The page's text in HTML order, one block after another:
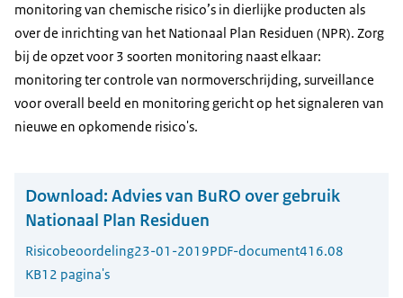
monitoring van chemische risico’s in dierlijke producten als
over de inrichting van het Nationaal Plan Residuen (NPR). Zorg
bij de opzet voor 3 soorten monitoring naast elkaar:
monitoring ter controle van normoverschrijding, surveillance
voor overall beeld en monitoring gericht op het signaleren van
nieuwe en opkomende risico's.
Download: Advies van BuRO over gebruik
Nationaal Plan Residuen
Risicobeoordeling23-01-2019PDF-document416.08
KB12 pagina's